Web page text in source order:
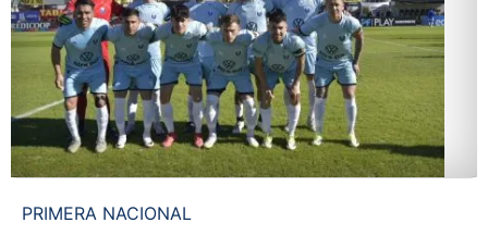
PRIMERA NACIONAL